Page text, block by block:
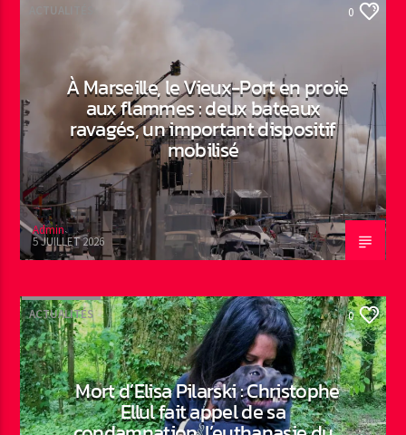
ACTUALITÉS 0
À Marseille, le Vieux-Port en proie
aux flammes : deux bateaux
ravagés, un important dispositif
mobilisé
Admin
5 JUILLET 2026
ACTUALITÉS 0
Mort d’Elisa Pilarski : Christophe
Ellul fait appel de sa